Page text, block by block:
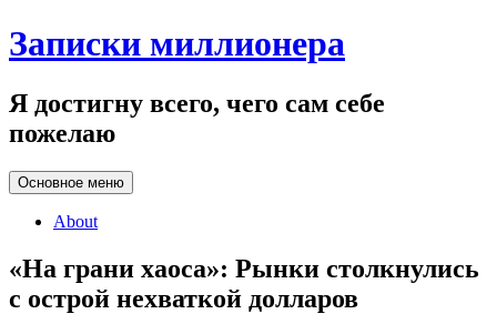
Перейти
к
Записки миллионера
Я достигну всего, чего сам себе
пожелаю
Основное меню
About
«На грани хаоса»: Рынки столкнулись
с острой нехваткой долларов